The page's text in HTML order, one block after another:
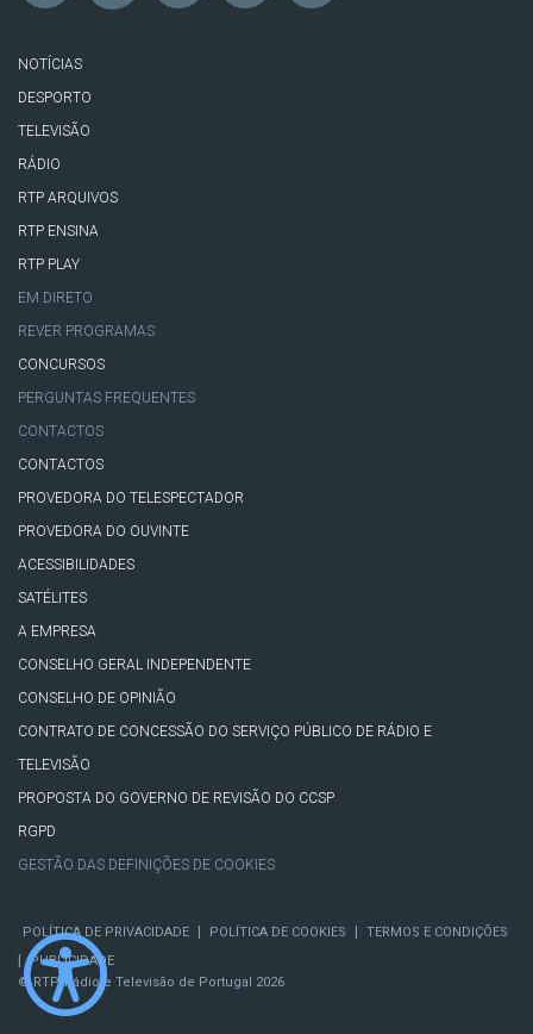
NOTÍCIAS
DESPORTO
TELEVISÃO
RÁDIO
RTP ARQUIVOS
RTP ENSINA
RTP PLAY
EM DIRETO
REVER PROGRAMAS
CONCURSOS
PERGUNTAS FREQUENTES
CONTACTOS
CONTACTOS
PROVEDORA DO TELESPECTADOR
PROVEDORA DO OUVINTE
ACESSIBILIDADES
SATÉLITES
A EMPRESA
CONSELHO GERAL INDEPENDENTE
CONSELHO DE OPINIÃO
CONTRATO DE CONCESSÃO DO SERVIÇO PÚBLICO DE RÁDIO E
TELEVISÃO
PROPOSTA DO GOVERNO DE REVISÃO DO CCSP
RGPD
GESTÃO DAS DEFINIÇÕES DE COOKIES
POLÍTICA DE PRIVACIDADE POLÍTICA DE COOKIES TERMOS E CONDIÇÕES
PUBLICIDADE
© RTP, Rádio e Televisão de Portugal 2026